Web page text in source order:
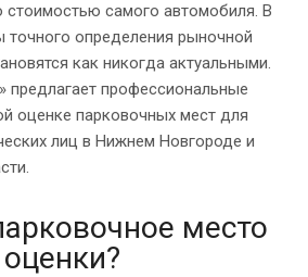
стоимостью самого автомобиля. В
точного определения рыночной
как никогда актуальными.
предлагает профессиональные
оценке парковочных мест для
лиц в Нижнем Новгороде и
место